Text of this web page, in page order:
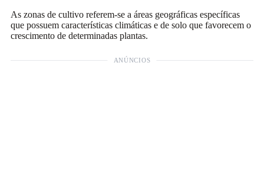
As zonas de cultivo referem-se a áreas geográficas específicas
que possuem características climáticas e de solo que favorecem o
crescimento de determinadas plantas.
ANÚNCIOS